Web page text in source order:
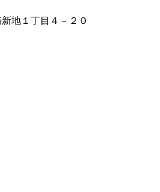
地１丁目４－２０